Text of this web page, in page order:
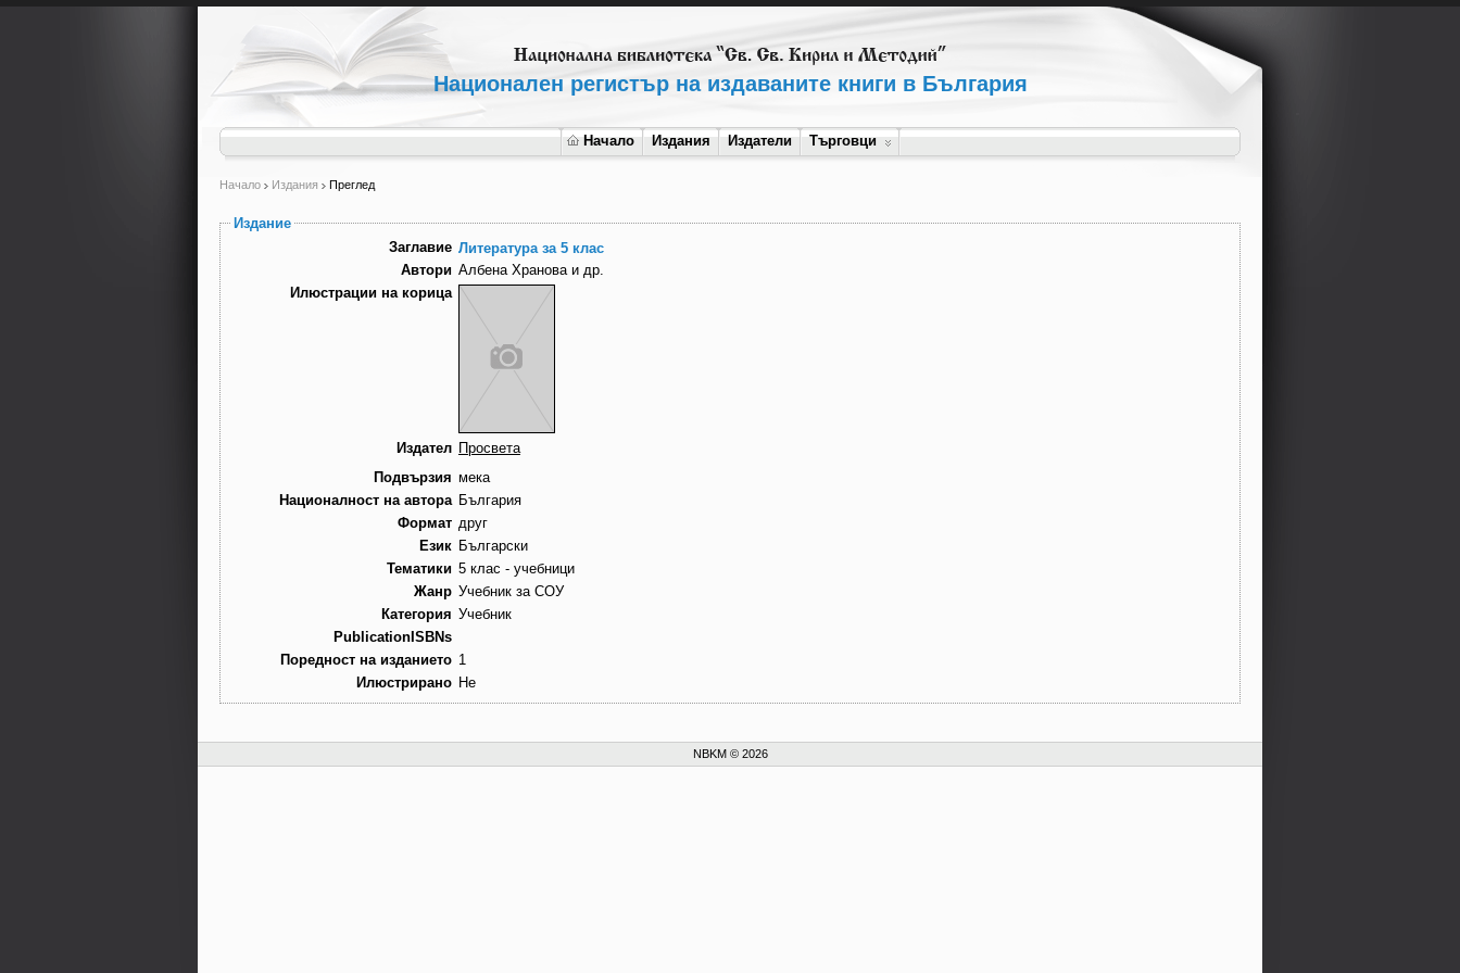
Национален регистър на издаваните книги в България
Начало Издания Издатели Търговци
Начало Издания Преглед
Издание
Заглавие Литература за 5 клас
Автори Албена Хранова и др.
Илюстрации на корица
Издател Просвета
Подвързия мека
Националност на автора България
Формат друг
Език Български
Тематики 5 клас - учебници
Жанр Учебник за СОУ
Категория Учебник
PublicationISBNs
Поредност на изданието 1
Илюстрирано Не
NBKM © 2026